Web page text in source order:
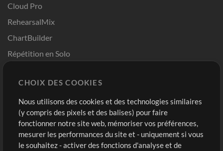
Cloud Pro
RehearsalMix
ChartBuilder
Répétition en Solo
Modèles ProPresenter
Sons
Boutique
Acheter des crédits
Compte
Connexion
CHOIX DES COOKIES
Nous utilisons des cookies et des technologies similaires
(y compris des pixels et des balises) pour faire
fonctionner notre site web, mémoriser vos préférences,
mesurer les performances du site et - uniquement si vous
le souhaitez - activer des fonctions d'analyse et de